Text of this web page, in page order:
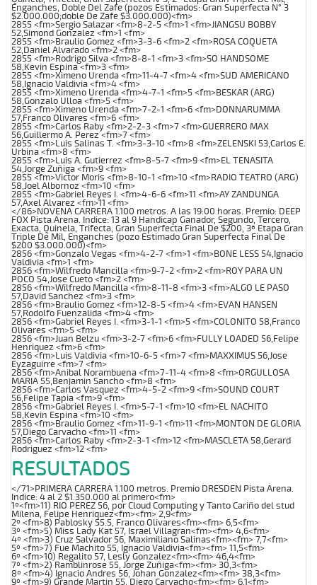
Enganches, Doble Del Zafe (pozos Estimados: Gran Superfecta N° 3
$2.000.000;doble De Zafe $3.000.000)<fm>
2855 <fm>Sergio Salazar <fm>8-2-5 <fm>1 <fm>JIANGSU BOBBY
52,Simond Gonzalez <fm>1 <fm>
2855 <fm>Braulio Gomez <fm>3-3-6 <fm>2 <fm>ROSA COQUETA
52,Daniel Alvarado <fm>2 <fm>
2855 <fm>Rodrigo Silva <fm>8-8-1 <fm>3 <fm>SO HANDSOME
58,Kevin Espina <fm>3 <fm>
2855 <fm>Ximeno Urenda <fm>11-4-7 <fm>4 <fm>SUD AMERICANO
58,Ignacio Valdivia <fm>4 <fm>
2855 <fm>Ximeno Urenda <fm>4-7-1 <fm>5 <fm>BESKAR (ARG)
58,Gonzalo Ulloa <fm>5 <fm>
2855 <fm>Ximeno Urenda <fm>7-2-1 <fm>6 <fm>DONNARUMMA
57,Franco Olivares <fm>6 <fm>
2855 <fm>Carlos Raby <fm>2-2-3 <fm>7 <fm>GUERRERO MAX
56,Guillermo A. Perez <fm>7 <fm>
2855 <fm>Luis Salinas T. <fm>3-3-10 <fm>8 <fm>ZELENSKI 53,Carlos E.
Urbina <fm>8 <fm>
2855 <fm>Luis A. Gutierrez <fm>8-5-7 <fm>9 <fm>EL TENASITA
54,Jorge Zuñiga <fm>9 <fm>
2855 <fm>Victor Moris <fm>8-10-1 <fm>10 <fm>RADIO TEATRO (ARG)
58,Joel Albornoz <fm>10 <fm>
2855 <fm>Gabriel Reyes I. <fm>4-6-6 <fm>11 <fm>AY ZANDUNGA
57,Axel Alvarez <fm>11 <fm>
</86>NOVENA CARRERA 1.100 metros. A las 19:00 horas. Premio: DEEP
FOX Pista Arena. Indice: 13 al 9 Handicap Ganador, Segundo, Tercero,
Exacta, Quinela, Trifecta, Gran Superfecta Final De $200, 3ª Etapa Gran
Triple De Mil, Enganches (pozo Estimado Gran Superfecta Final De
$200 $3.000.000)<fm>
2856 <fm>Gonzalo Vegas <fm>4-2-7 <fm>1 <fm>BONE LESS 54,Ignacio
Valdivia <fm>1 <fm>
2856 <fm>Wilfredo Mancilla <fm>9-7-2 <fm>2 <fm>ROY PARA UN
POCO 54,Jose Cueto <fm>2 <fm>
2856 <fm>Wilfredo Mancilla <fm>8-11-8 <fm>3 <fm>ALGO LE PASO
57,David Sanchez <fm>3 <fm>
2856 <fm>Braulio Gomez <fm>12-8-5 <fm>4 <fm>EVAN HANSEN
57,Rodolfo Fuenzalida <fm>4 <fm>
2856 <fm>Gabriel Reyes I. <fm>3-1-1 <fm>5 <fm>COLONITO 58,Franco
Olivares <fm>5 <fm>
2856 <fm>Juan Belzu <fm>3-2-7 <fm>6 <fm>FULLY LOADED 56,Felipe
Henriquez <fm>6 <fm>
2856 <fm>Luis Valdivia <fm>10-6-5 <fm>7 <fm>MAXXIMUS 56,Jose
Eyzaguirre <fm>7 <fm>
2856 <fm>Anibal Norambuena <fm>7-11-4 <fm>8 <fm>ORGULLOSA
MARIA 55,Benjamin Sancho <fm>8 <fm>
2856 <fm>Carlos Vasquez <fm>4-5-2 <fm>9 <fm>SOUND COURT
56,Felipe Tapia <fm>9 <fm>
2856 <fm>Gabriel Reyes I. <fm>5-7-1 <fm>10 <fm>EL NACHITO
58,Kevin Espina <fm>10 <fm>
2856 <fm>Braulio Gomez <fm>11-9-1 <fm>11 <fm>MONTON DE GLORIA
57,Diego Carvacho <fm>11 <fm>
2856 <fm>Carlos Raby <fm>2-3-1 <fm>12 <fm>MASCLETA 58,Gerard
Rodriguez <fm>12 <fm>
RESULTADOS
</71>PRIMERA CARRERA 1.100 metros. Premio DRESDEN Pista Arena.
Indice: 4 al 2 $1.350.000 al primero<fm>
1º<fm>11) RIO PEREZ 56, por Cloud Computing y Tanto Cariño del stud
Milena, Felipe Henriquez<fm><fm> 2,9<fm>
2º <fm>8) Pablosky 55.5, Franco Olivares<fm><fm> 6,5<fm>
3º <fm>5) Miss Lady Kat 57, Israel Villagran<fm><fm> 4,6<fm>
4º <fm>3) Cruz Salvador 56, Maximiliano Salinas<fm><fm> 7,7<fm>
5º <fm>7) Fue Machito 55, Ignacio Valdivia<fm><fm> 11,5<fm>
6º <fm>10) Regalito 57, Lesly Gonzalez<fm><fm> 46,4<fm>
7º <fm>2) Ramblinrose 55, Jorge Zuñiga<fm><fm> 30,3<fm>
8º <fm>4) Ignacio Andres 56, Johan Gonzalez<fm><fm> 38,3<fm>
9º <fm>9) Grande Martin 55, Diego Carvacho<fm><fm> 6,1<fm>